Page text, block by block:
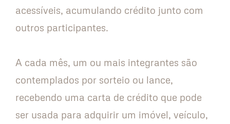
acessíveis, acumulando crédito junto com
outros participantes.
A cada mês, um ou mais integrantes são
contemplados por sorteio ou lance,
recebendo uma carta de crédito que pode
ser usada para adquirir um imóvel, veículo,